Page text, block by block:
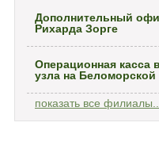
Дополнительный
Рихарда Зорге
Операционная касса
узла на Беломорской
показать все